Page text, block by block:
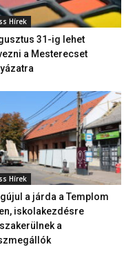
Hírek
31-ig lehet
a Mesterecset
Hírek
a járda a Templom
iskolakezdésre
a